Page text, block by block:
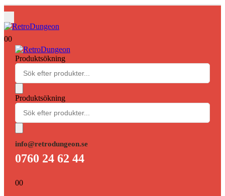
00
Produktsökning
Produktsökning
info@retrodungeon.se
0760 24 62 44
00